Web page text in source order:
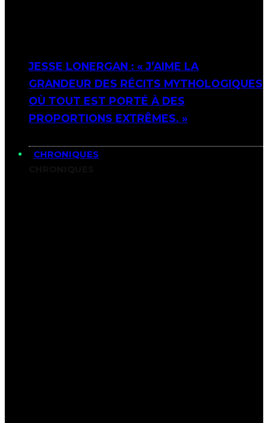
JESSE LONERGAN : « J’AIME LA
GRANDEUR DES RÉCITS MYTHOLOGIQUES
OÙ TOUT EST PORTÉ À DES
PROPORTIONS EXTRÊMES. »
CHRONIQUES